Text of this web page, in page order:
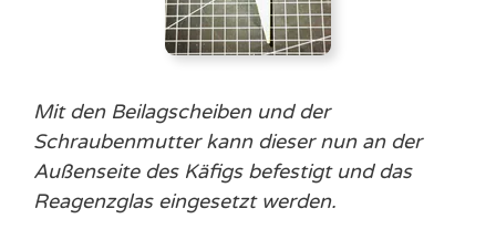
Mit den Beilagscheiben und der
Schraubenmutter kann dieser nun an der
Außenseite des Käfigs befestigt und das
Reagenzglas eingesetzt werden.